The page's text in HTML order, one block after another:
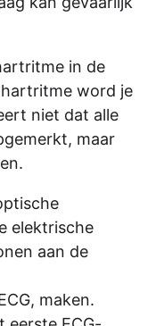
in de
word je
niet dat alle
maar
elektrische
aan de
maken.